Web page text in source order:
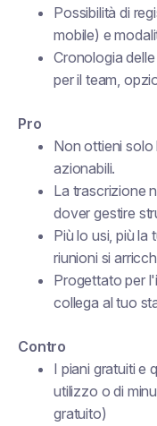
Possibilità di
mobile) e
Cronologia
per il team,
Pro
Non ottieni solo
azionabili.
La trascrizione
dover gestire
Più lo usi, più la
riunioni si
Progettato per
collega al tuo
Contro
I piani gratuiti e
utilizzo o di
gratuito)